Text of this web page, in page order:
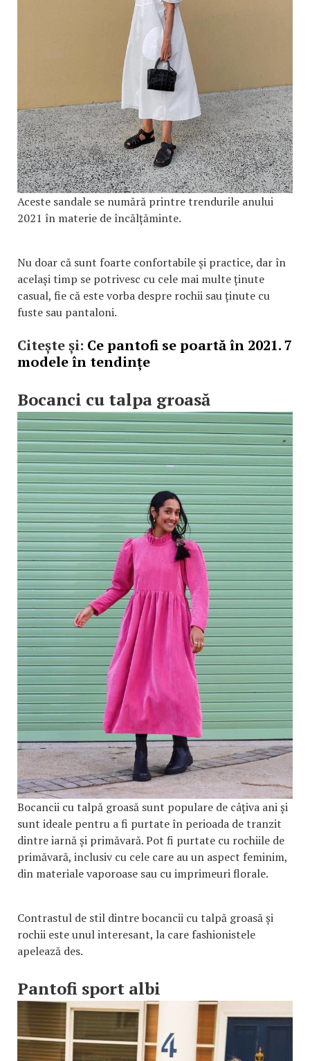
Aceste sandale se numără printre trendurile anului
2021 în materie de încălțăminte.
Nu doar că sunt foarte confortabile și practice, dar în
același timp se potrivesc cu cele mai multe ținute
casual, fie că este vorba despre rochii sau ținute cu
fuste sau pantaloni.
Citește și: Ce pantofi se poartă în 2021. 7
modele în tendințe
Bocanci cu talpa groasă
Bocancii cu talpă groasă sunt populare de câțiva ani și
sunt ideale pentru a fi purtate în perioada de tranzit
dintre iarnă și primăvară. Pot fi purtate cu rochiile de
primăvară, inclusiv cu cele care au un aspect feminim,
din materiale vaporoase sau cu imprimeuri florale.
Contrastul de stil dintre bocancii cu talpă groasă și
rochii este unul interesant, la care fashionistele
apelează des.
Pantofi sport albi